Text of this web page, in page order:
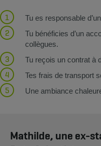
Tu es responsable
Tu bénéficies d’un
collègues.
Tu reçois un contrat à
Tes frais de transport
Une ambiance
Mathilde, une ex-